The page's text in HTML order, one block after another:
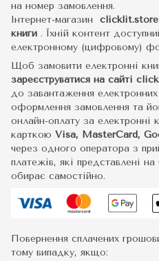
на номер замовлення.
Інтернет-магазин clicklit.store
книги . Їхній контент
електронному (цифровому)
Щоб замовити електронні
зареєструватися на сайті
до завантаження
оформлення замовлення та
онлайн-оплату за електронні
карткою Visa, MasterCard,
через одного оператора з
платежів, які представлені
обирає самостійно.
Повернення сплачених
тому випадку, якщо: